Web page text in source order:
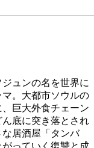
ュンの名を世界に
。大都市ソウルの
巨大外食チェーン
ん底に突き落とされ
居酒屋「タンバ
っていく復讐と成